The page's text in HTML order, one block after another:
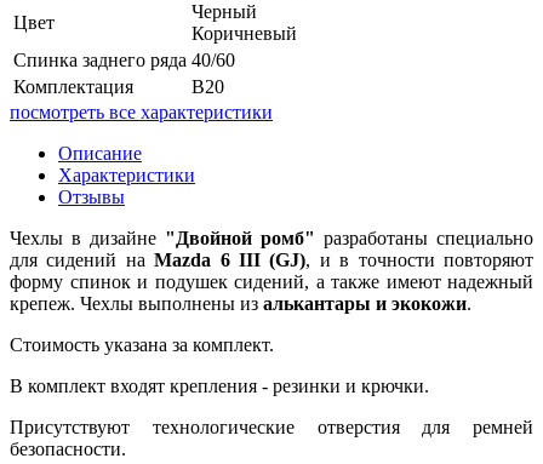
Цвет
Черный
Коричневый
Спинка заднего ряда 40/60
Комплектация
В20
посмотреть все характеристики
Описание
Характеристики
Отзывы
Чехлы в дизайне "Двойной ромб" разработаны специально
для сидений наMazda 6 III (GJ), и в точности повторяют
форму спинок и подушек сидений, а также имеют надежный
крепеж. Чехлы выполнены из алькантары и экокожи.
Стоимость указана за комплект.
В комплект входят крепления - резинки и крючки.
Присутствуют технологические отверстия для ремней
безопасности.